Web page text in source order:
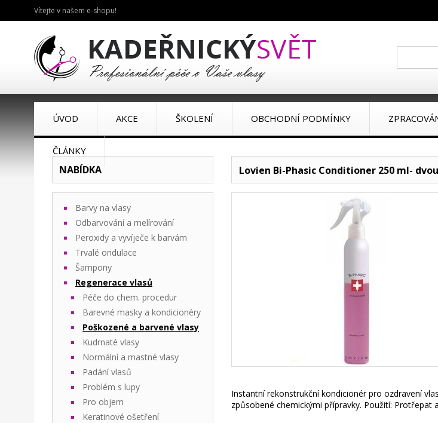
Vítejte v našem e-shopu!
ÚVOD AKCE ŠKOLENÍ OBCHODNÍ PODMÍNKY
ČLÁNKY
NABÍDKA
Barvy na vlasy
Odbarvování a melírování
Peroxidy a vyvíječe k barvám
Trvalé ondulace
Šampony
Regenerace vlasů
Péče do chem. procedur
Barevné masky a kondicionéry
Poškozené a barvené vlasy
Kudrnaté vlasy
Normální a mastné vlasy
Padání vlasů
Problém s lupy
Pro objem
Keratinové ošetření
Lovien Bi-Phasic Conditioner 250 ml-
Instantní rekonstrukční kondicionér pro ozdravení
způsobené chemickými přípravky. Použití: